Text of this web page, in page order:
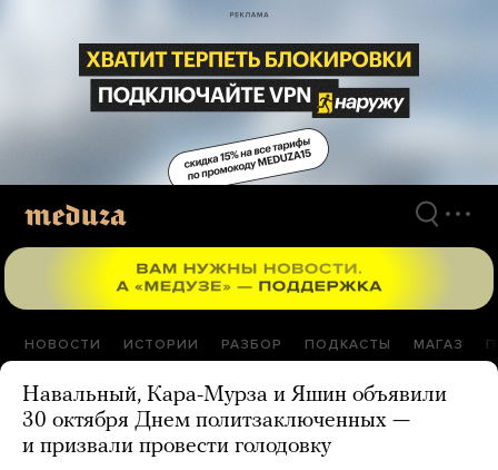
материалам
НОВОСТИ ИСТОРИИ РАЗБОР ПОДКАСТЫ МАГАЗ
Навальный, Кара-Мурза и Яшин объявили
30 октября Днем политзаключенных —
и призвали провести голодовку